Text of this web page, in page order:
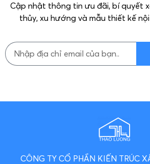
Cập nhật thông tin ưu đãi, bí quyết
thủy, xu hướng và mẫu thiết kế
CÔNG TY CỔ PHẦN KIẾN TRÚC